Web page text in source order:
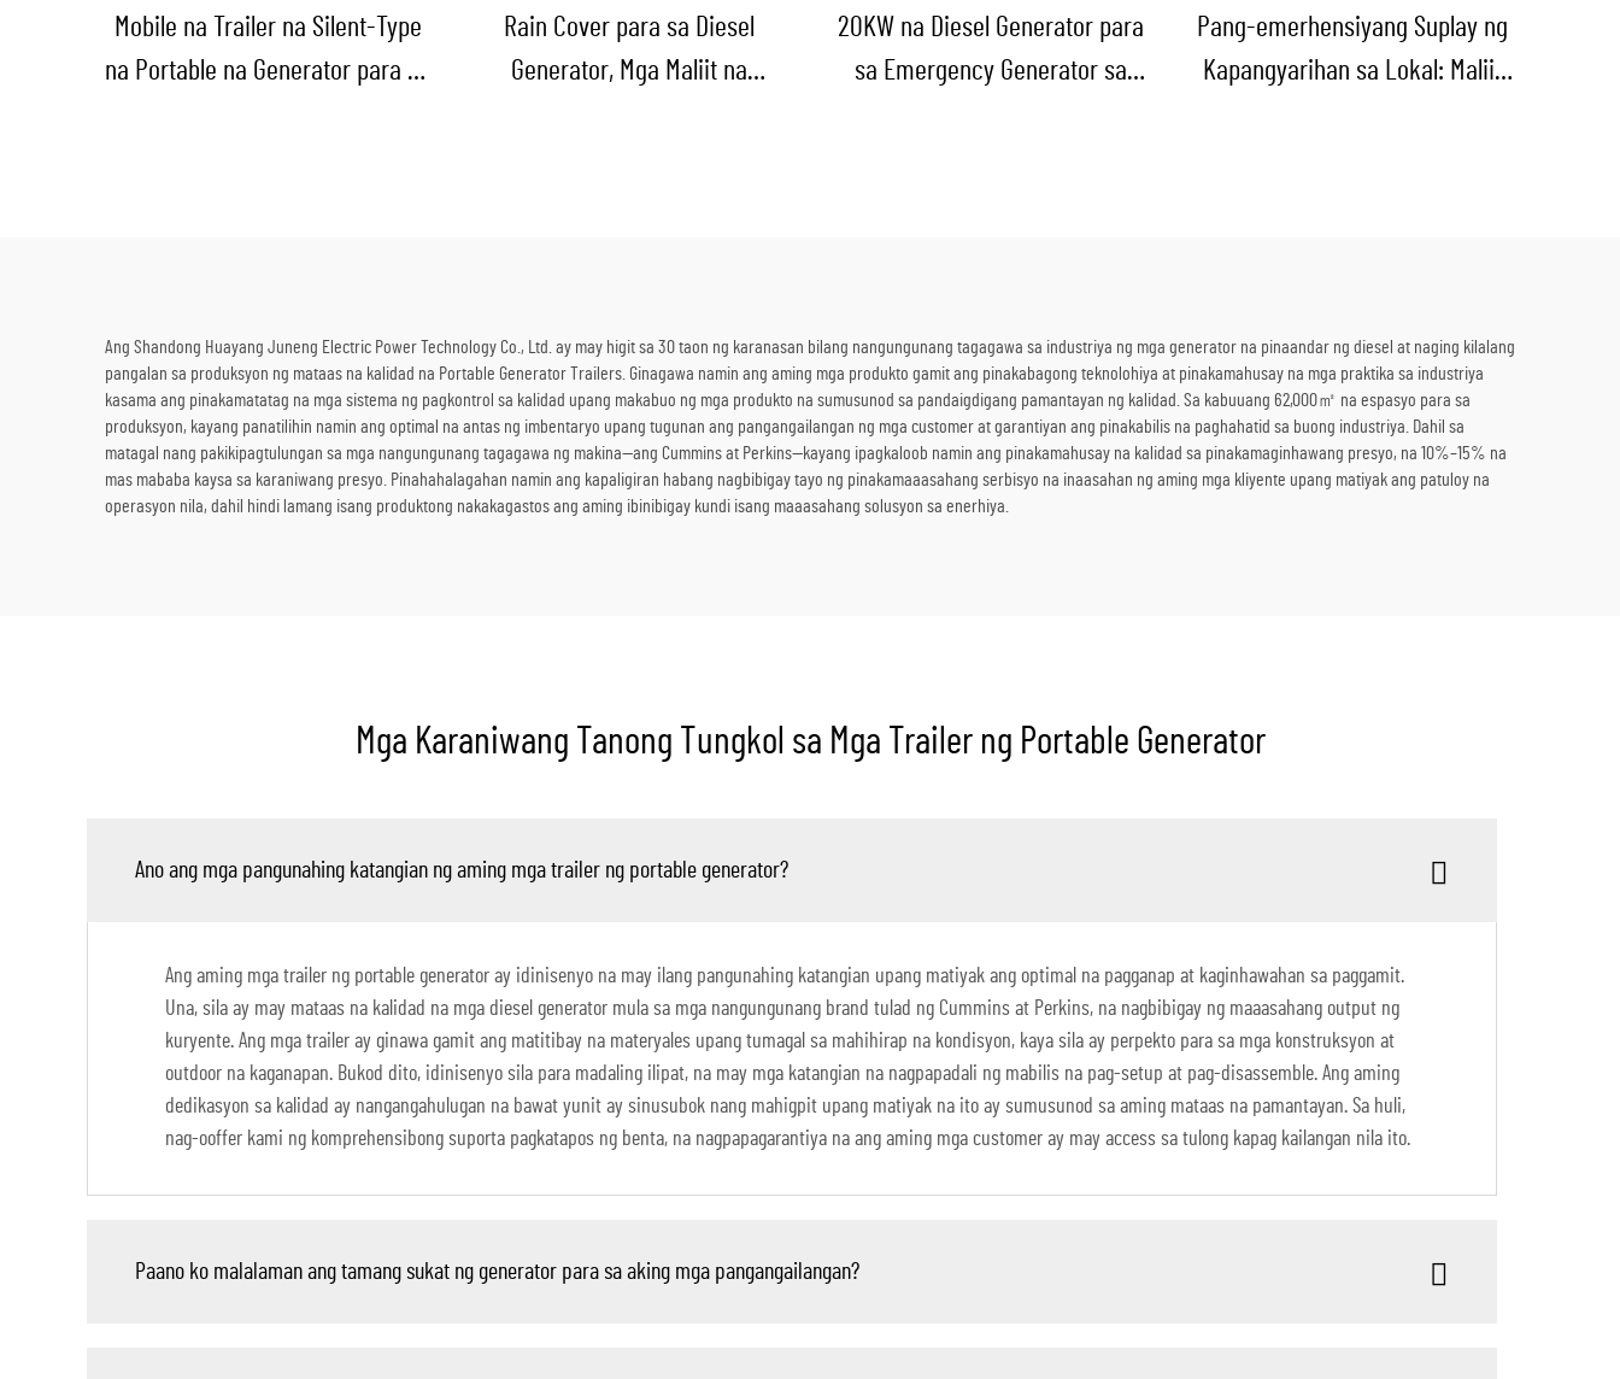
Mobile na Trailer na Silent-Type
na Portable na Generator para sa
Rain Cover para sa Diesel
Generator, Mga Maliit na
20KW na Diesel Generator para
sa Emergency Generator sa
Pang-emerhensiyang Suplay ng
Kapangyarihan sa Lokal: Maliit
Ang Shandong Huayang Juneng Electric Power Technology Co., Ltd. ay may higit sa 30 taon ng karanasan bilang nangungunang tagagawa sa industriya ng mga generator na pinaandar ng diesel at naging kilalang
pangalan sa produksyon ng mataas na kalidad na Portable Generator Trailers. Ginagawa namin ang aming mga produkto gamit ang pinakabagong teknolohiya at pinakamahusay na mga praktika sa industriya
kasama ang pinakamatatag na mga sistema ng pagkontrol sa kalidad upang makabuo ng mga produkto na sumusunod sa pandaigdigang pamantayan ng kalidad. Sa kabuuang 62,000㎡ na espasyo para sa
produksyon, kayang panatilihin namin ang optimal na antas ng imbentaryo upang tugunan ang pangangailangan ng mga customer at garantiyan ang pinakabilis na paghahatid sa buong industriya. Dahil sa
matagal nang pakikipagtulungan sa mga nangungunang tagagawa ng makina—ang Cummins at Perkins—kayang ipagkaloob namin ang pinakamahusay na kalidad sa pinakamaginhawang presyo, na 10%–15% na
mas mababa kaysa sa karaniwang presyo. Pinahahalagahan namin ang kapaligiran habang nagbibigay tayo ng pinakamaaasahang serbisyo na inaasahan ng aming mga kliyente upang matiyak ang patuloy na
operasyon nila, dahil hindi lamang isang produktong nakakagastos ang aming ibinibigay kundi isang maaasahang solusyon sa enerhiya.
Mga Karaniwang Tanong Tungkol sa Mga Trailer ng Portable Generator
Ano ang mga pangunahing katangian ng aming mga trailer ng portable generator?
Ang aming mga trailer ng portable generator ay idinisenyo na may ilang pangunahing katangian upang matiyak ang optimal na pagganap at kaginhawahan sa paggamit.
Una, sila ay may mataas na kalidad na mga diesel generator mula sa mga nangungunang brand tulad ng Cummins at Perkins, na nagbibigay ng maaasahang output ng
kuryente. Ang mga trailer ay ginawa gamit ang matitibay na materyales upang tumagal sa mahihirap na kondisyon, kaya sila ay perpekto para sa mga konstruksyon at
outdoor na kaganapan. Bukod dito, idinisenyo sila para madaling ilipat, na may mga katangian na nagpapadali ng mabilis na pag-setup at pag-disassemble. Ang aming
dedikasyon sa kalidad ay nangangahulugan na bawat yunit ay sinusubok nang mahigpit upang matiyak na ito ay sumusunod sa aming mataas na pamantayan. Sa huli,
nag-ooffer kami ng komprehensibong suporta pagkatapos ng benta, na nagpapagarantiya na ang aming mga customer ay may access sa tulong kapag kailangan nila ito.
Paano ko malalaman ang tamang sukat ng generator para sa aking mga pangangailangan?